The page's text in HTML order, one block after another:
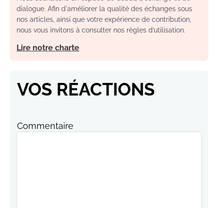
dialogue. Afin d'améliorer la qualité des échanges sous
nos articles, ainsi que votre expérience de contribution,
nous vous invitons à consulter nos règles d’utilisation.
Lire notre charte
VOS RÉACTIONS
Commentaire